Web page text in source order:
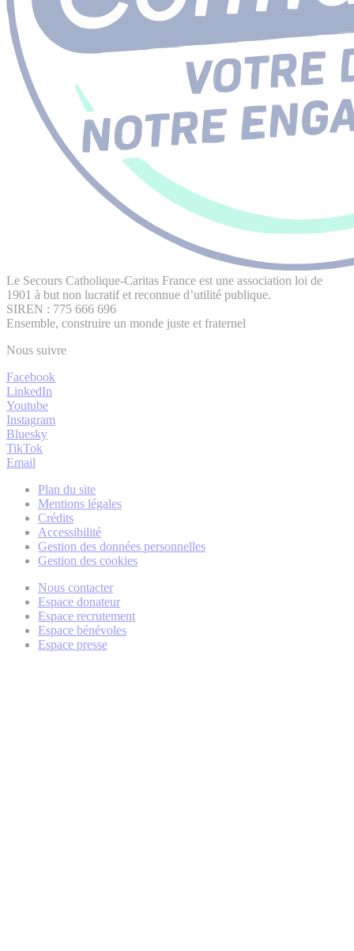
Le Secours Catholique-Caritas France est une association loi de
1901 à but non lucratif et reconnue d’utilité publique.
SIREN : 775 666 696
Ensemble, construire un monde juste et fraternel
Nous suivre
Facebook
LinkedIn
Youtube
Instagram
Bluesky
TikTok
Email
Plan du site
Mentions légales
Crédits
Accessibilité
Gestion des données personnelles
Gestion des cookies
Nous contacter
Espace donateur
Espace recrutement
Espace bénévoles
Espace presse